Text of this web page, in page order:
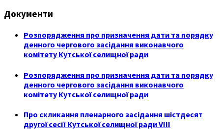
Документи
Розпорядження про призначення дати та порядку
денного чергового засідання виконавчого
комітету Кутської селищної ради
Розпорядження про призначення дати та порядку
денного чергового засідання виконавчого
комітету Кутської селищної ради
Про скликання пленарного засідання шістдесят
другої сесії Кутської селищної ради VIII